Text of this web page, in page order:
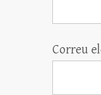
Correu